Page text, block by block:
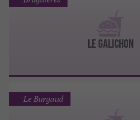
Le Galichon
Le Burgaud